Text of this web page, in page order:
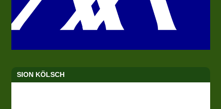
SION KÖLSCH